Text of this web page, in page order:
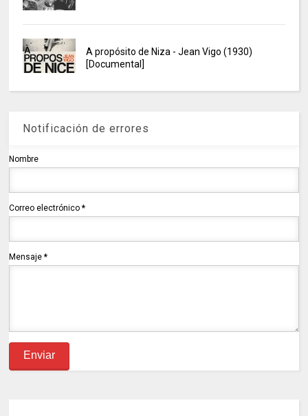
A propósito de Niza - Jean Vigo (1930)
[Documental]
Notificación de errores
Nombre
Correo electrónico*
Mensaje*